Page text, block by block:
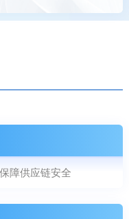
障供应链安全